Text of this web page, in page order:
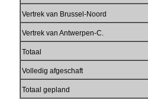
Vertrek van Brussel-Noord
Vertrek van Antwerpen-C.
Totaal
Volledig afgeschaft
Totaal gepland